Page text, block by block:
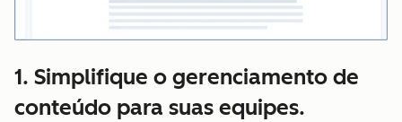
1. Simplifique o gerenciamento de
conteúdo para suas equipes.